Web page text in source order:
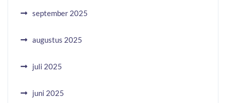
september 2025
augustus 2025
juli 2025
juni 2025